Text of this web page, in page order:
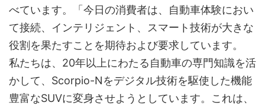
べています。「今日の消費者は、自動車体験におい
て接続、インテリジェント、スマート技術が大きな
役割を果たすことを期待および要求しています。
私たちは、20年以上にわたる自動車の専門知識を活
かして、Scorpio-Nをデジタル技術を駆使した機能
豊富なSUVに変身させようとしています。これは、